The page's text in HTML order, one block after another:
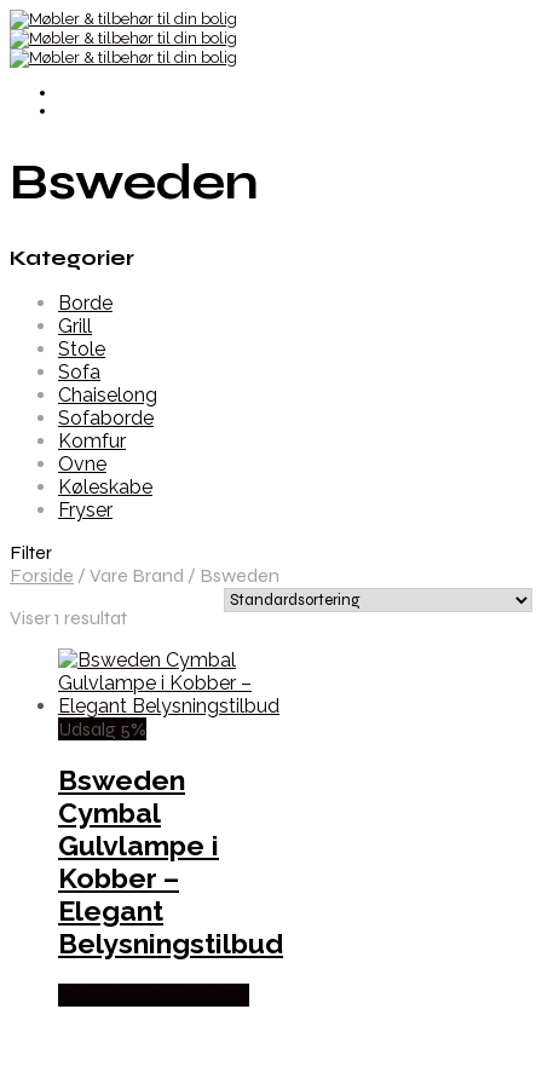
Bsweden
Kategorier
Borde
Grill
Stole
Sofa
Chaiselong
Sofaborde
Komfur
Ovne
Køleskabe
Fryser
Filter
Forside / Vare Brand / Bsweden
Viser 1 resultat
Udsalg 5%
Bsweden
Cymbal
Gulvlampe i
Kobber –
Elegant
Belysningstilbud